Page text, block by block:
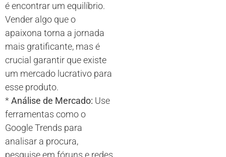
é encontrar um equilíbrio.
Vender algo que o
apaixona torna a jornada
mais gratificante, mas é
crucial garantir que existe
um mercado lucrativo para
esse produto.
*Análise de Mercado: Use
ferramentas como o
Google Trends para
analisar a procura,